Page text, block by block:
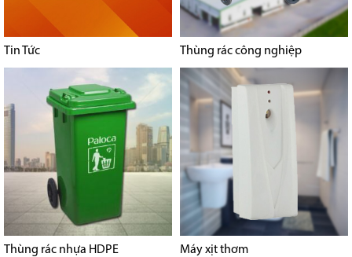
Tin Tức Thùng rác công nghiệp
Thùng rác nhựa HDPE Máy xịt thơm